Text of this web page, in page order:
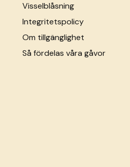
Visselblåsning
Integritetspolicy
Om tillgänglighet
Så fördelas våra gåvor